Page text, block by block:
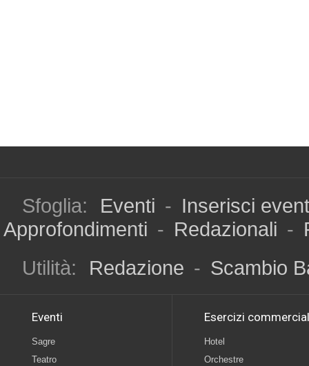
Sfoglia: Eventi - Inserisci
Approfondimenti - Redazionali -
Utilità:
Redazione - Scambio
Eventi
Sagre
Teatro
Esercizi
Hotel
Orchestre